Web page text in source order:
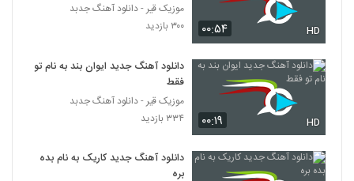
259
موزیک زیبای تو ماله اونی از مهاس
۱۸۶ بازدید
دانلود آهنگ محمد خشاوه دارم هواتو
261
موزیک زیبای شرمنده از مجید خراطها
۲۴۴ بازدید
۰۰:۵۴ HD
موزیک قیر - دانلود آهنگ جدبد
۳۰۰ بازدید
۰۰:۱۹ HD
دانلود آهنگ جدید ایوان بند به نام تو
فقط
موزیک قیر - دانلود آهنگ جدبد
۳۳۴ بازدید
دانلود آهنگ جدید کاریک به نام بده
بره